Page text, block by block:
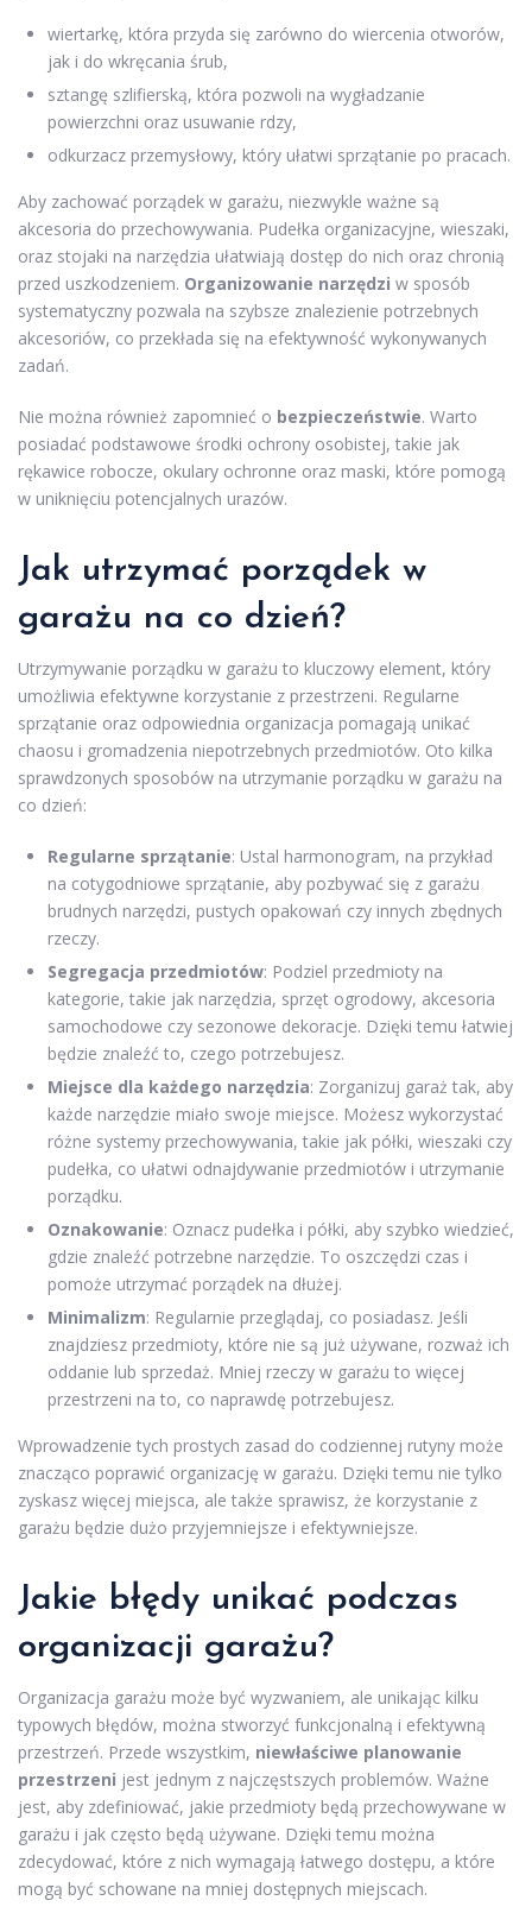
wiertarkę, która przyda się zarówno do wiercenia otworów,
jak i do wkręcania śrub,
sztangę szlifierską, która pozwoli na wygładzanie
powierzchni oraz usuwanie rdzy,
odkurzacz przemysłowy, który ułatwi sprzątanie po pracach.
Aby zachować porządek w garażu, niezwykle ważne są
akcesoria do przechowywania. Pudełka organizacyjne, wieszaki,
oraz stojaki na narzędzia ułatwiają dostęp do nich oraz chronią
przed uszkodzeniem. Organizowanie narzędzi w sposób
systematyczny pozwala na szybsze znalezienie potrzebnych
akcesoriów, co przekłada się na efektywność wykonywanych
zadań.
Nie można również zapomnieć o bezpieczeństwie. Warto
posiadać podstawowe środki ochrony osobistej, takie jak
rękawice robocze, okulary ochronne oraz maski, które pomogą
w uniknięciu potencjalnych urazów.
Jak utrzymać porządek w
garażu na co dzień?
Utrzymywanie porządku w garażu to kluczowy element, który
umożliwia efektywne korzystanie z przestrzeni. Regularne
sprzątanie oraz odpowiednia organizacja pomagają unikać
chaosu i gromadzenia niepotrzebnych przedmiotów. Oto kilka
sprawdzonych sposobów na utrzymanie porządku w garażu na
co dzień:
Regularne sprzątanie: Ustal harmonogram, na przykład
na cotygodniowe sprzątanie, aby pozbywać się z garażu
brudnych narzędzi, pustych opakowań czy innych zbędnych
rzeczy.
Segregacja przedmiotów: Podziel przedmioty na
kategorie, takie jak narzędzia, sprzęt ogrodowy, akcesoria
samochodowe czy sezonowe dekoracje. Dzięki temu łatwiej
będzie znaleźć to, czego potrzebujesz.
Miejsce dla każdego narzędzia: Zorganizuj garaż tak, aby
każde narzędzie miało swoje miejsce. Możesz wykorzystać
różne systemy przechowywania, takie jak półki, wieszaki czy
pudełka, co ułatwi odnajdywanie przedmiotów i utrzymanie
porządku.
Oznakowanie: Oznacz pudełka i półki, aby szybko wiedzieć,
gdzie znaleźć potrzebne narzędzie. To oszczędzi czas i
pomoże utrzymać porządek na dłużej.
Minimalizm: Regularnie przeglądaj, co posiadasz. Jeśli
znajdziesz przedmioty, które nie są już używane, rozważ ich
oddanie lub sprzedaż. Mniej rzeczy w garażu to więcej
przestrzeni na to, co naprawdę potrzebujesz.
Wprowadzenie tych prostych zasad do codziennej rutyny może
znacząco poprawić organizację w garażu. Dzięki temu nie tylko
zyskasz więcej miejsca, ale także sprawisz, że korzystanie z
garażu będzie dużo przyjemniejsze i efektywniejsze.
Jakie błędy unikać podczas
organizacji garażu?
Organizacja garażu może być wyzwaniem, ale unikając kilku
typowych błędów, można stworzyć funkcjonalną i efektywną
przestrzeń. Przede wszystkim, niewłaściwe planowanie
przestrzeni jest jednym z najczęstszych problemów. Ważne
jest, aby zdefiniować, jakie przedmioty będą przechowywane w
garażu i jak często będą używane. Dzięki temu można
zdecydować, które z nich wymagają łatwego dostępu, a które
mogą być schowane na mniej dostępnych miejscach.